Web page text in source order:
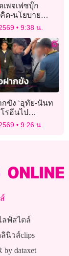
เพจเฟซบุ๊ก
ด-นโยบาย
งรัฐบาล9:38 น.
กขัง ‘อุทัย-นันท
รอีนไป
คัดค้านประกัน
9:26 น.
ลฟ์สไตล์
ลินิวส์clips
by dataxet